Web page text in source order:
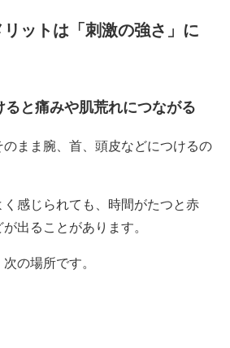
ットは「刺激の強さ」に
と痛みや肌荒れにつながる
まま腕、首、頭皮などにつけるの
感じられても、時間がたつと赤
出ることがあります。
の場所です。